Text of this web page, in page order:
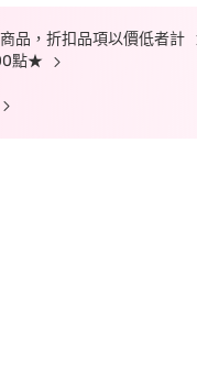
品，折扣品項以價低者計
點★